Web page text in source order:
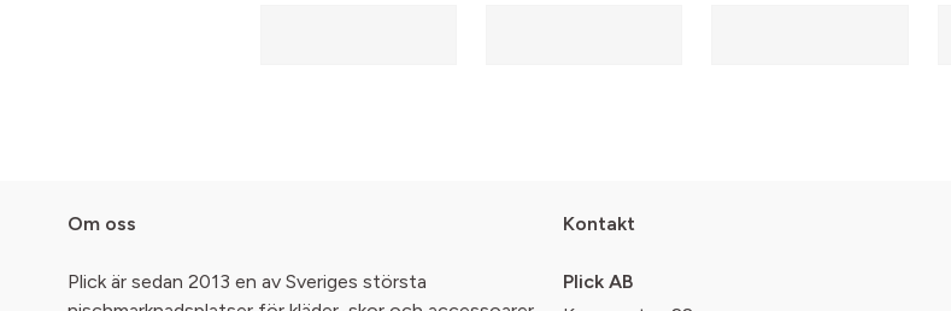
Om oss
Plick är sedan 2013 en av Sveriges största
Kontakt
Plick AB